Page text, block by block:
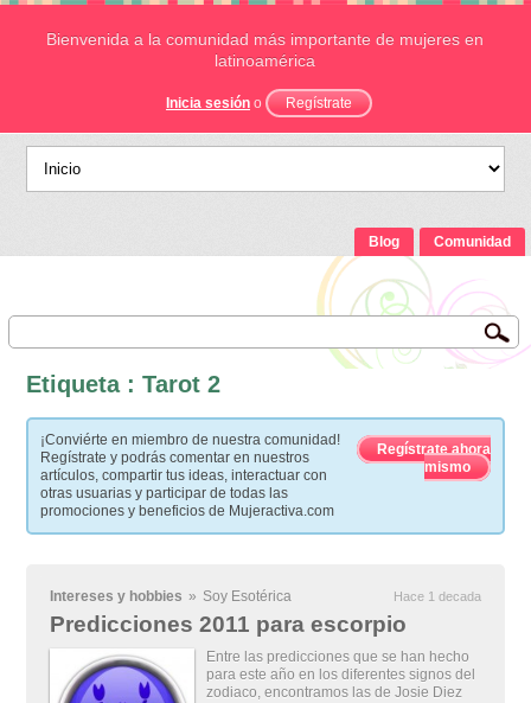
Bienvenida a la comunidad más importante de mujeres en
latinoamérica
Inicia sesión o Regístrate
Blog Comunidad
Etiqueta : Tarot 2
¡Conviérte en miembro de nuestra comunidad!
Regístrate y podrás comentar en nuestros
artículos, compartir tus ideas, interactuar con
otras usuarias y participar de todas las
promociones y beneficios de Mujeractiva.com
Regístrate ahora
mismo
Intereses y hobbies » Soy Esotérica Hace 1 decada
Predicciones 2011 para escorpio
Entre las predicciones que se han hecho
para este año en los diferentes signos del
zodiaco, encontramos las de Josie Diez